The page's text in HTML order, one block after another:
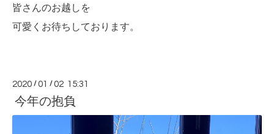
皆さんのお越しを
可愛くお待ちしております。
2020 /01 /02 15:31
今年の抱負